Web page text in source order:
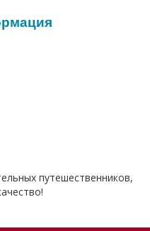
путешественников,